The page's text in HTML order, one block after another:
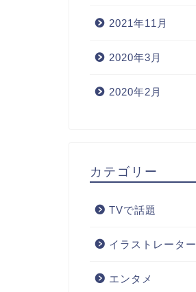
2021年11月
2020年3月
2020年2月
カテゴリー
TVで話題
イラストレーター
エンタメ